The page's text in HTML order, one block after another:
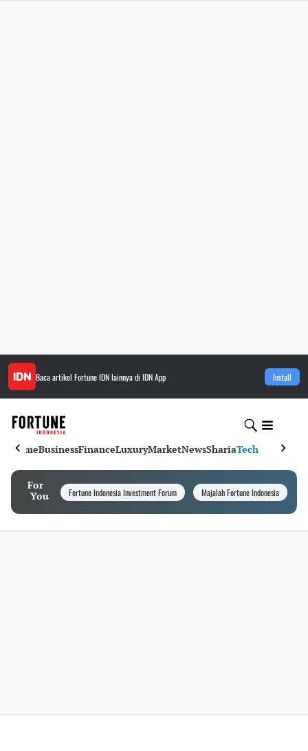
Baca artikel Fortune IDNlainnya di IDN App Install
HomeBusinessFinanceLuxuryMarketNewsShariaTech
For
You
Fortune Indonesia Investment Forum Majalah Fortune Indonesia